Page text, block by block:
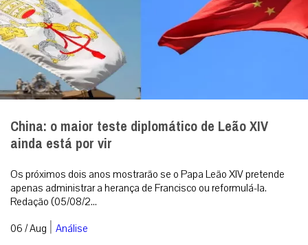
China: o maior teste diplomático de Leão XIV
ainda está por vir
Os próximos dois anos mostrarão se o Papa Leão XIV pretende
apenas administrar a herança de Francisco ou reformulá-la.
Redação (05/08/2...
06 / Aug | Análise